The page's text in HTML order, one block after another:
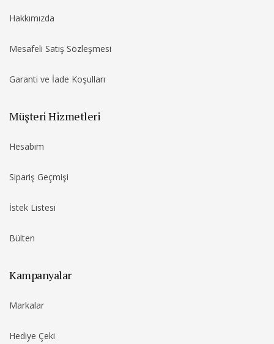
Hakkımızda
Mesafeli Satış Sözleşmesi
Garanti ve İade Koşulları
Müşteri Hizmetleri
Hesabım
Sipariş Geçmişi
İstek Listesi
Bülten
Kampanyalar
Markalar
Hediye Çeki